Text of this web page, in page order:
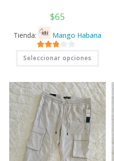
$65
Tienda: Mango Habana
2.71
de 5
Seleccionar opciones
Este
tiene
Las
se
en
la
de